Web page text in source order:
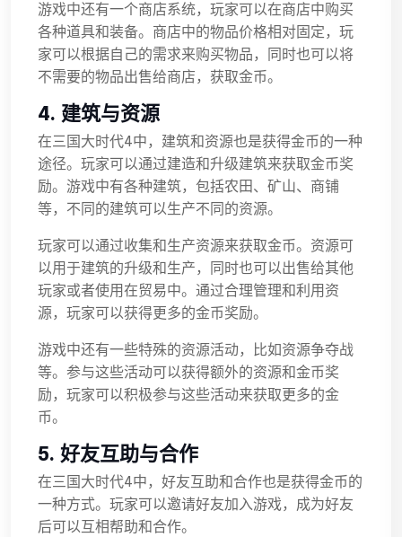
游戏中还有一个商店系统，玩家可以在商店中购买
各种道具和装备。商店中的物品价格相对固定，玩
家可以根据自己的需求来购买物品，同时也可以将
不需要的物品出售给商店，获取金币。
4. 建筑与资源
在三国大时代4中，建筑和资源也是获得金币的一种
途径。玩家可以通过建造和升级建筑来获取金币奖
励。游戏中有各种建筑，包括农田、矿山、商铺
等，不同的建筑可以生产不同的资源。
玩家可以通过收集和生产资源来获取金币。资源可
以用于建筑的升级和生产，同时也可以出售给其他
玩家或者使用在贸易中。通过合理管理和利用资
源，玩家可以获得更多的金币奖励。
游戏中还有一些特殊的资源活动，比如资源争夺战
等。参与这些活动可以获得额外的资源和金币奖
励，玩家可以积极参与这些活动来获取更多的金
币。
5. 好友互助与合作
在三国大时代4中，好友互助和合作也是获得金币的
一种方式。玩家可以邀请好友加入游戏，成为好友
后可以互相帮助和合作。